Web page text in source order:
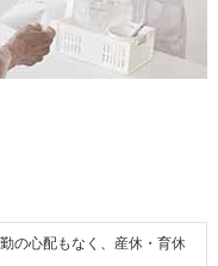
の心配もなく、産休・育休